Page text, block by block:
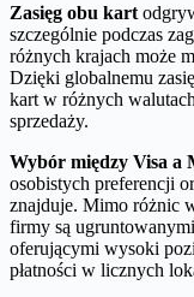
Zasięg obu kart
szczególnie podczas
różnych krajach może
Dzięki globalnemu
kart w różnych
sprzedaży.
Wybór między Visa a
osobistych preferencji
znajduje. Mimo różnic
firmy są
oferującymi wysoki
płatności w licznych